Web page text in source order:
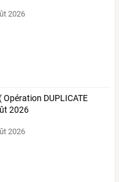
2026
Opération DUPLICATE
2026
2026